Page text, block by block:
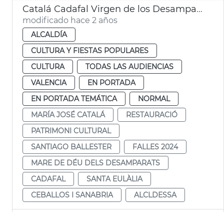
Catalá Cadafal Virgen de los Desamparados
modificado hace 2 años
ALCALDÍA
CULTURA Y FIESTAS POPULARES
CULTURA
TODAS LAS AUDIENCIAS
VALENCIA
EN PORTADA
EN PORTADA TEMÁTICA
NORMAL
MARÍA JOSÉ CATALÁ
RESTAURACIÓ
PATRIMONI CULTURAL
SANTIAGO BALLESTER
FALLES 2024
MARE DE DÉU DELS DESAMPARATS
CADAFAL
SANTA EULÀLIA
CEBALLOS I SANABRIA
ALCLDESSA